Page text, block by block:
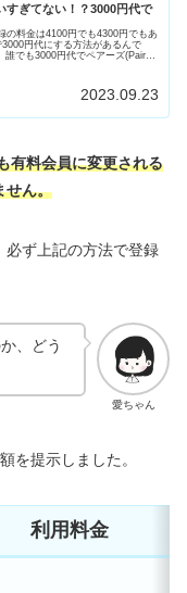
すぎてない！？3000円代で
の料金は4100円でも4300円でもあ
円代にする方法があるんで
誰でも3000円代でペアーズ(Pairs)
2023.09.23
有料会員に変更される
せん。
必ず上記の方法で登録
愛ちゃん
、どう
を提示しました。
利用料金